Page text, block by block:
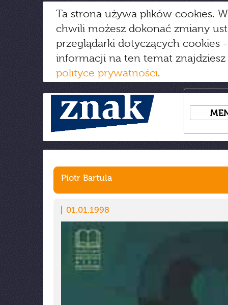
Ta strona używa plików cookies.
chwili możesz dokonać zmiany
przeglądarki dotyczących cookies
informacji na ten temat
polityce prywatności.
Piotr Bartula
01.01.1998